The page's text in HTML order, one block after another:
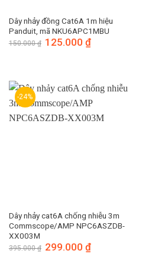
Dây nhảy đồng Cat6A 1m hiệu
Panduit, mã NKU6APC1MBU
150.000₫ Giá
gốc
125.000₫
-24%
Dây nhảy cat6A chống nhiễu 3m
Commscope/AMP NPC6ASZDB-
XX003M
395.000₫ Giá
gốc
299.000₫